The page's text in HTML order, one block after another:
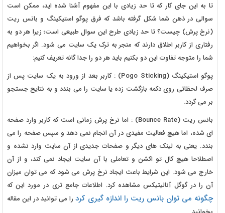
تا به این جای کار که تا حد زیادی با این مفهوم آشنا شده اید، ممکن است
سوالی در ذهن شما شکل گرفته باشد که فرق پوگو استیکینگ و بانس ریت
(نرخ پرش) چیست؟ تا حد زیادی طرح این سوال طبیعی است؛ زیرا هر دو به
رفتاری از کاربر اطلاق دارند که منجر به ترک یک سایت می شود. اگر بخواهیم
شما را متوجه تفاوت این دو بکنیم باید هر دو را جدا گانه تعریف کنیم:
پوگو استیکینگ (Pogo Sticking) : کاربر بعد از ورود به یک سایت پس از
صرف لحظاتی روی دکمه بازگشت زده یا سایت را می بندد و به نتایج جستجو
بر می گردد.
بانس ریت (Bounce Rate) : اما نرخ پرش زمانی است که کاربر وارد صفحه
ای شده، اما هیچ فعالیت مفیدی در آن انجام نمی دهد و سپس صفحه را می
بندد. یعنی به لینک های دیگر و صفحات جدیدی از آن سایت وارد نشده و
اصطلاحا هیچ کال تو اکشن و تعاملی با آن سایت ایجاد نمی کند، و از آن
خارج می شود. این شرایط باعث ایجاد نرخ پرش می شود که می توان میزان
آن را در گوگل آنالیتیکس مشاهده کرد. اطلاعات جامع تری در مورد این که
چگونه می توان بانس ریت را اندازه گیری کردرا می توانید در این مقاله